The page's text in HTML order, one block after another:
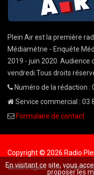
Plein Air est la première
Médiamétrie - Enquête
2019 - juin 2020. Audience
vendredi.Tous droits
Numéro de la rédaction :
Service commercial : 03
Formulaire de contact
Copyright © 2026 Radio
Mentions légales CGU demande
En visitant ce site, vous
proposer les